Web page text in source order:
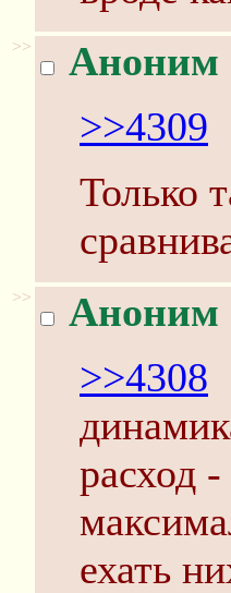
>> Аноним
>>4309
Только
>> Аноним
>>4308
расход
ехать